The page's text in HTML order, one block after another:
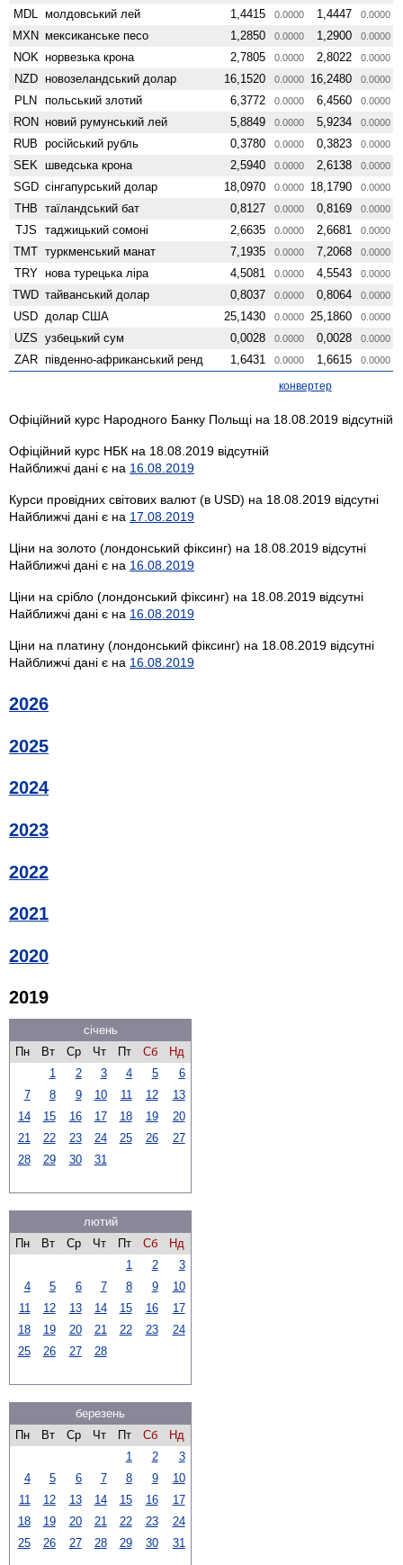
MDL молдовський лей 1,4415 0.0000 1,4447 0.0000
MXN мексиканське песо 1,2850 0.0000 1,2900 0.0000
NOK норвезька крона 2,7805 0.0000 2,8022 0.0000
NZD ново­зеландський долар 16,1520 0.0000 16,2480 0.0000
PLN польський злотий 6,3772 0.0000 6,4560 0.0000
RON новий румунський лей 5,8849 0.0000 5,9234 0.0000
RUB російський рубль 0,3780 0.0000 0,3823 0.0000
SEK шведська крона 2,5940 0.0000 2,6138 0.0000
SGD сінгапурський долар 18,0970 0.0000 18,1790 0.0000
THB таїландський бат 0,8127 0.0000 0,8169 0.0000
TJS таджицький сомоні 2,6635 0.0000 2,6681 0.0000
TMT туркменський манат 7,1935 0.0000 7,2068 0.0000
TRY нова турецька ліра 4,5081 0.0000 4,5543 0.0000
TWD тайванський долар 0,8037 0.0000 0,8064 0.0000
USD долар США 25,1430 0.0000 25,1860 0.0000
UZS узбецький сум 0,0028 0.0000 0,0028 0.0000
ZAR південно-африканський ренд 1,6431 0.0000 1,6615 0.0000
конвертер
Офіційний курс Народного Банку Польщі на 18.08.2019 відсутній
Офіційний курс НБК на 18.08.2019 відсутній
Найближчі дані є на 16.08.2019
Курси провідних світових валют (в USD) на 18.08.2019 відсутні
Найближчі дані є на 17.08.2019
Ціни на золото (лондонський фіксинг) на 18.08.2019 відсутні
Найближчі дані є на 16.08.2019
Ціни на срібло (лондонський фіксинг) на 18.08.2019 відсутні
Найближчі дані є на 16.08.2019
Ціни на платину (лондонський фіксинг) на 18.08.2019 відсутні
Найближчі дані є на 16.08.2019
2026
2025
2024
2023
2022
2021
2020
2019
січень
Пн
Вт Ср Чт Пт Сб
Нд
1
2 3 4 5
6
7
8 9 10 11 12
13
14
15 16 17 18 19
20
21
22 23 24 25 26
27
28
29 30 31
лютий
Пн
Вт Ср Чт Пт Сб
Нд
1
2
3
4
5 6 7 8 9
10
11
12 13 14 15 16
17
18
19 20 21 22 23
24
25
26 27 28
березень
Пн
Вт Ср Чт Пт Сб
Нд
1
2
3
4
5 6 7 8 9
10
11
12 13 14 15 16
17
18
19 20 21 22 23
24
25
26 27 28 29 30 31